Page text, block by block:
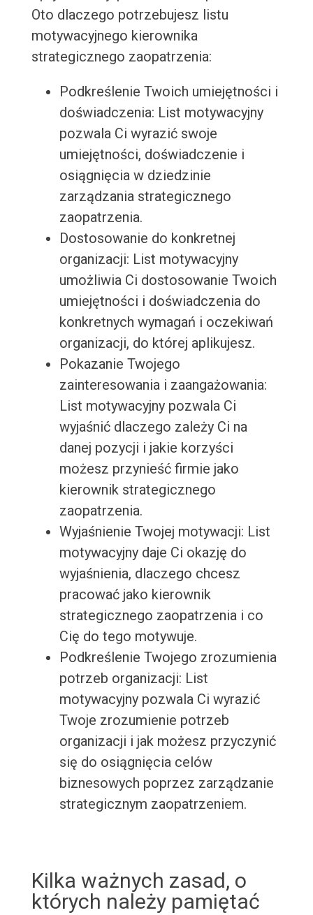
Oto dlaczego potrzebujesz listu
motywacyjnego kierownika
strategicznego zaopatrzenia:
Podkreślenie Twoich umiejętności i
doświadczenia: List motywacyjny
pozwala Ci wyrazić swoje
umiejętności, doświadczenie i
osiągnięcia w dziedzinie
zarządzania strategicznego
zaopatrzenia.
Dostosowanie do konkretnej
organizacji: List motywacyjny
umożliwia Ci dostosowanie Twoich
umiejętności i doświadczenia do
konkretnych wymagań i oczekiwań
organizacji, do której aplikujesz.
Pokazanie Twojego
zainteresowania i zaangażowania:
List motywacyjny pozwala Ci
wyjaśnić dlaczego zależy Ci na
danej pozycji i jakie korzyści
możesz przynieść firmie jako
kierownik strategicznego
zaopatrzenia.
Wyjaśnienie Twojej motywacji: List
motywacyjny daje Ci okazję do
wyjaśnienia, dlaczego chcesz
pracować jako kierownik
strategicznego zaopatrzenia i co
Cię do tego motywuje.
Podkreślenie Twojego zrozumienia
potrzeb organizacji: List
motywacyjny pozwala Ci wyrazić
Twoje zrozumienie potrzeb
organizacji i jak możesz przyczynić
się do osiągnięcia celów
biznesowych poprzez zarządzanie
strategicznym zaopatrzeniem.
Kilka ważnych zasad, o
których należy pamiętać